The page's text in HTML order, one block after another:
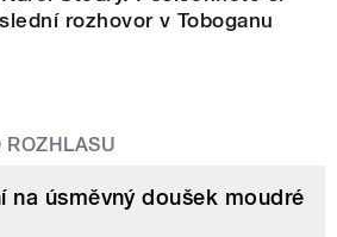
rozhovor v Toboganu
ROZHLASU
na úsměvný doušek moudré